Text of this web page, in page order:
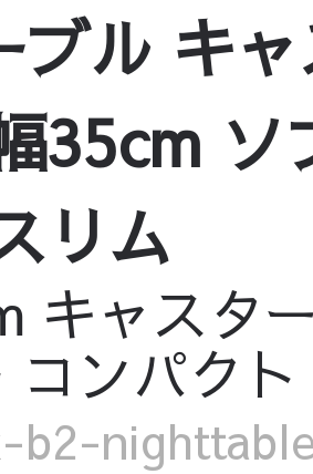
ブル キ
35cm
リム
キャスタ
コンパク
b2-nighttable